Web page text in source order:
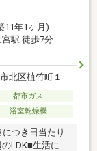
11年1ヶ月)
駅 徒歩7分
北区植竹町１
都市ガス
浴室乾燥機
つき日当たり
LDK■生活に配